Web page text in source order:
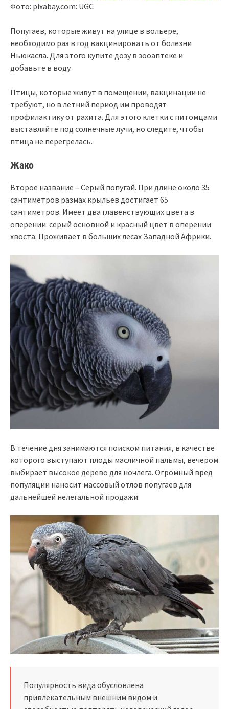
Фото: pixabay.com: UGC
Попугаев, которые живут на улице в вольере,
необходимо раз в год вакцинировать от болезни
Ньюкасла. Для этого купите дозу в зооаптеке и
добавьте в воду.
Птицы, которые живут в помещении, вакцинации не
требуют, но в летний период им проводят
профилактику от рахита. Для этого клетки с питомцами
выставляйте под солнечные лучи, но следите, чтобы
птица не перегрелась.
Жако
Второе название – Серый попугай. При длине около 35
сантиметров размах крыльев достигает 65
сантиметров. Имеет два главенствующих цвета в
оперении: серый основной и красный цвет в оперении
хвоста. Проживает в больших лесах Западной Африки.
В течение дня занимаются поиском питания, в качестве
которого выступают плоды масличной пальмы, вечером
выбирает высокое дерево для ночлега. Огромный вред
популяции наносит массовый отлов попугаев для
дальнейшей нелегальной продажи.
Популярность вида обусловлена
привлекательным внешним видом и